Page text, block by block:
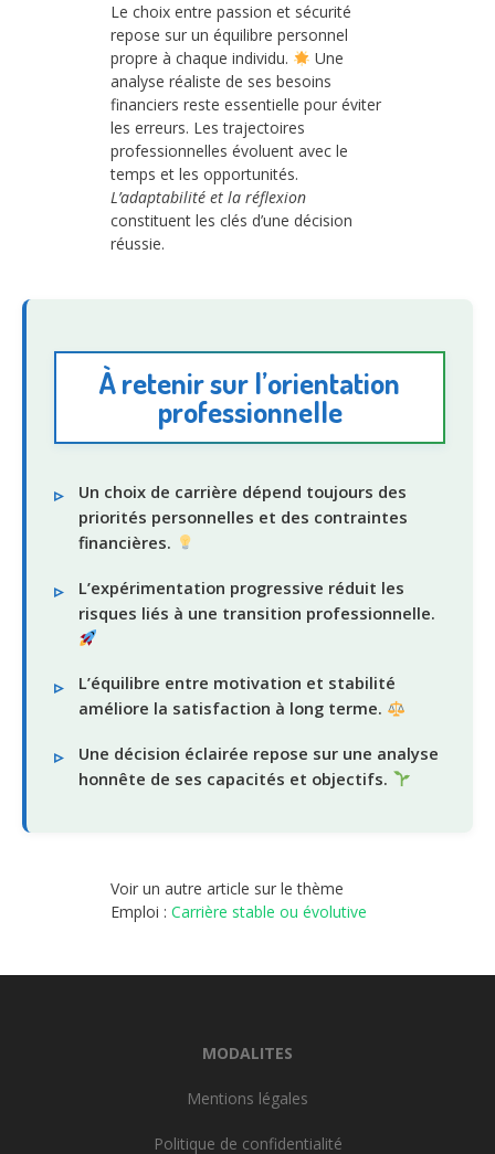
Le choix entre passion et sécurité
repose sur un équilibre personnel
propre à chaque individu.
Une
analyse réaliste de ses besoins
financiers reste essentielle pour éviter
les erreurs. Les trajectoires
professionnelles évoluent avec le
temps et les opportunités.
L’adaptabilité et la réflexion
constituent les clés d’une décision
réussie.
À retenir sur l’orientation
professionnelle
Un choix de carrière dépend toujours des
priorités personnelles et des contraintes
financières.
L’expérimentation progressive réduit les
risques liés à une transition professionnelle.
L’équilibre entre motivation et stabilité
améliore la satisfaction à long terme.
Une décision éclairée repose sur une analyse
honnête de ses capacités et objectifs.
Voir un autre article sur le thème
Emploi : Carrière stable ou évolutive
MODALITES
Mentions légales
Politique de confidentialité